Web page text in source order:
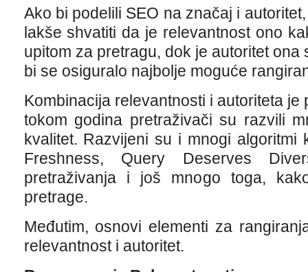
Ako bi podelili SEO na značaj i
lakše shvatiti da je relevantnost ono
upitom za pretragu, dok je autoritet
bi se osiguralo najbolje moguće
Kombinacija relevantnosti i autoriteta
tokom godina pretraživači su razvili
kvalitet. Razvijeni su i mnogi
Freshness, Query Deserves
pretraživanja i još mnogo toga,
pretrage.
Međutim, osnovi elementi za
relevantnost i autoritet.